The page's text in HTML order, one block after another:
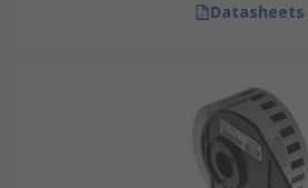
Datasheets